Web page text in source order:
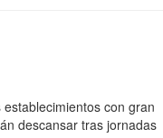
con gran
descansar tras jornadas